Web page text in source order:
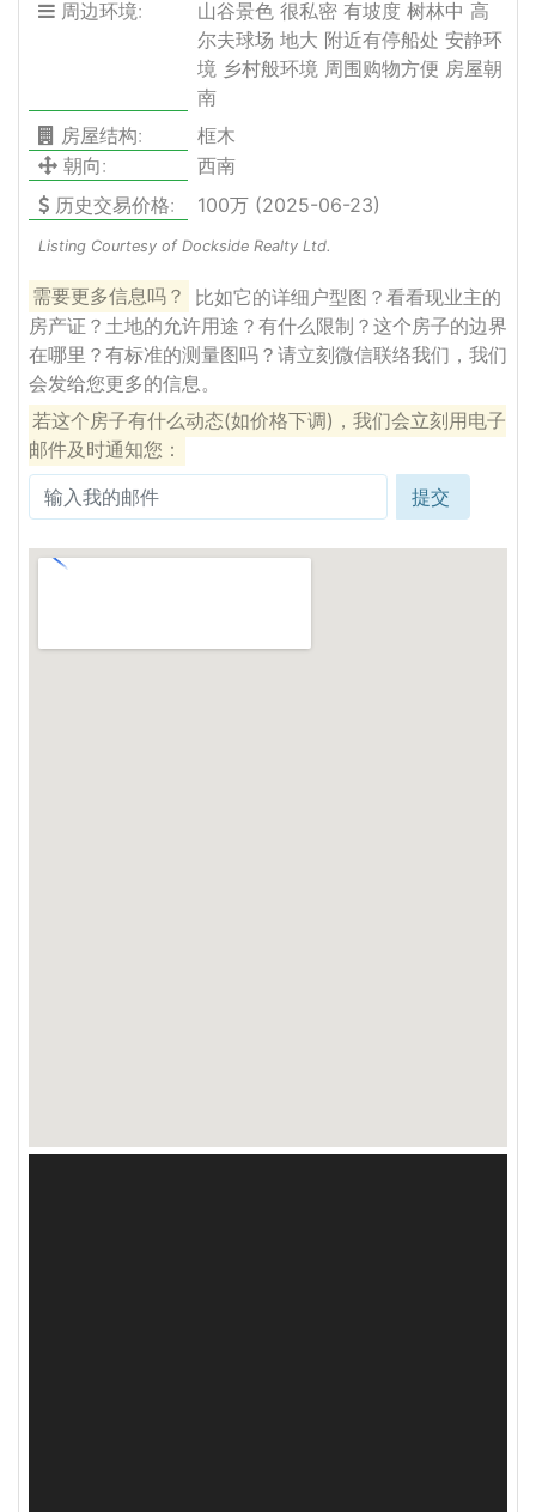
周边环境:
山谷景色 很私密 有坡度 树林中 高
尔夫球场 地大 附近有停船处 安静环
境 乡村般环境 周围购物方便 房屋朝
南
房屋结构:
框木
朝向:
西南
历史交易价格:
100万 (2025-06-23)
Listing Courtesy of Dockside Realty Ltd.
需要更多信息吗？
比如它的详细户型图？看看现业主的
房产证？土地的允许用途？有什么限制？这个房子的边界
在哪里？有标准的测量图吗？请立刻微信联络我们，我们
会发给您更多的信息。
若这个房子有什么动态(如价格下调)，我们会立刻用电子
邮件及时通知您：
提交